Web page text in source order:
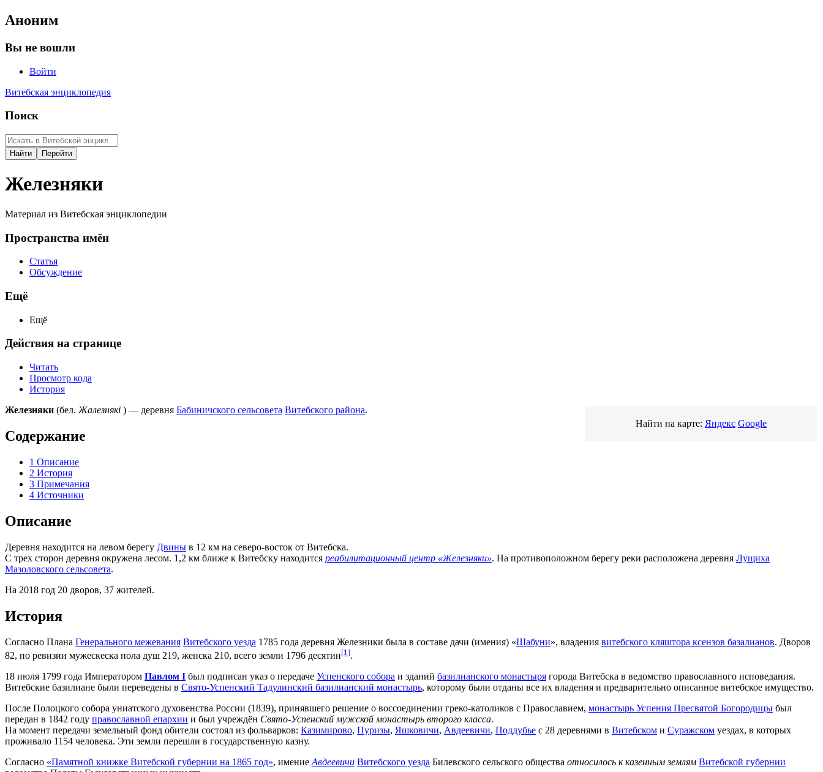
Аноним
Вы не вошли
Войти
Витебская энциклопедия
Поиск
Железняки
Материал из Витебская энциклопедии
Пространства имён
Статья
Обсуждение
Ещё
Ещё
Действия на странице
Читать
Просмотр кода
История
Найти на карте: Яндекс Google
Железняки (бел. Жалезнякі ) — деревня Бабиничского сельсовета Витебского района.
Содержание
1 Описание
2 История
3 Примечания
4 Источники
Описание
Деревня находится на левом берегу Двины в 12 км на северо-восток от Витебска.
С трех сторон деревня окружена лесом. 1,2 км ближе к Витебску находится реабилитационный центр «Железняки». На противоположном берегу реки расположена деревня Лущиха
Мазоловского сельсовета.
На 2018 год 20 дворов, 37 жителей.
История
Согласно Плана Генерального межевания Витебского уезда 1785 года деревня Железники была в составе дачи (имения) «Шабуни», владения витебского кляштора ксензов базалианов. Дворов
82, по ревизии мужескеска пола душ 219, женска 210, всего земли 1796 десятин[1 ].
18 июля 1799 года Императором Павлом I был подписан указ о передаче Успенского собора и зданий базилианского монастыря города Витебска в ведомство православного исповедания.
Витебские базилиане были переведены в Свято-Успенский Тадулинский базилианский монастырь, которому были отданы все их владения и предварительно описанное витебское имущество.
После Полоцкого собора униатского духовенства России (1839), принявшего решение о воссоединении греко-католиков с Православием, монастырь Успения Пресвятой Богородицы был
передан в 1842 году православной епархии и был учреждён Свято-Успенский мужской монастырь второго класса.
На момент передачи земельный фонд обители состоял из фольварков: Казимирово, Пуризы, Яшковичи, Авдеевичи, Поддубье с 28 деревнями в Витебском и Суражском уездах, в которых
проживало 1154 человека. Эти земли перешли в государственную казну.
Согласно «Памятной книжке Витебской губернии на 1865 год», имение Авдеевичи Витебского уезда Билевского сельского общества относилось к казенным землям Витебской губернии